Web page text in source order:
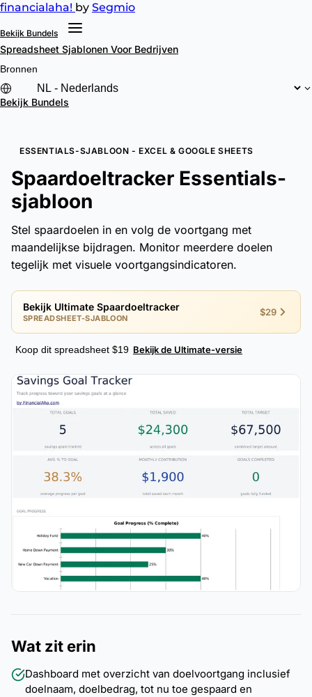
financialaha! by Segmio
Bekijk Bundels
Spreadsheet Sjablonen Voor Bedrijven
Bronnen
Bekijk Bundels
ESSENTIALS-SJABLOON - EXCEL & GOOGLE SHEETS
Spaardoeltracker Essentials-
sjabloon
Stel spaardoelen in en volg de voortgang met
maandelijkse bijdragen. Monitor meerdere doelen
tegelijk met visuele voortgangsindicatoren.
Bekijk Ultimate Spaardoeltracker
SPREADSHEET-SJABLOON
$29
Koop dit spreadsheet $19 Bekijk de Ultimate-versie
Wat zit erin
Dashboard met overzicht van doelvoortgang inclusief
doelnaam, doelbedrag, tot nu toe gespaard en